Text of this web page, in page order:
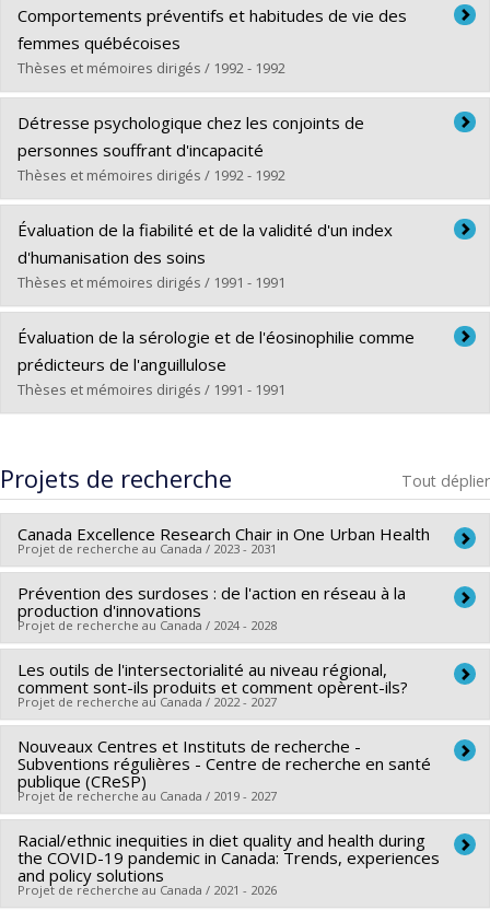
Diplômé(e) :Soude, Théodore Kossi
Cycle :Maîtrise
Diplôme obtenu :M. Sc.
Lien vers le document dans Papyrus
Comportements préventifs et habitudes de vie des
femmes québécoises
Thèses et mémoires dirigés / 1992 - 1992
Diplômé(e) :Goggin, Patricia
Cycle :Maîtrise
Diplôme obtenu :M. Sc.
Lien vers le document dans Papyrus
Détresse psychologique chez les conjoints de
personnes souffrant d'incapacité
Thèses et mémoires dirigés / 1992 - 1992
Diplômé(e) : Camirand, Jocelyne
Cycle :Maîtrise
Diplôme obtenu :M. Sc.
Lien vers le document dans Papyrus
Évaluation de la fiabilité et de la validité d'un index
d'humanisation des soins
Thèses et mémoires dirigés / 1991 - 1991
Diplômé(e) : Haddad, Slim
Cycle :Maîtrise
Diplôme obtenu :M. Sc.
Lien vers le document dans Papyrus
Évaluation de la sérologie et de l'éosinophilie comme
prédicteurs de l'anguillulose
Thèses et mémoires dirigés / 1991 - 1991
Cycle :
Maîtrise
Diplôme obtenu :M. Sc.
Lien vers le document dans Papyrus
Projets de recherche Tout déplier
Canada Excellence Research Chair in One Urban Health
Projet de recherche au Canada / 2023 - 2031
Chercheur principal : Evelyne de Leeuw
Co-chercheurs : Louise Potvin,Michèle Bouchard
Frohlich,Yan Kestens,Juan Torres,Sébastien Lord,Cécile
Aenishaenslin ,Evelyne Brie,Martin Trépanier
Sources de financement :SPIIE/Secrétariat des
programmes interorganismes à l’intention des
établissements
Programmes de subvention :PVXXXXXX-Chaire d'excellence
en recherche du Canada
Prévention des surdoses : de l'action en réseau à la
production d'innovations
Projet de recherche au Canada / 2024 - 2028
Chercheur principal : André-Anne Parent
Co-chercheurs : Louise Potvin,Angèle Bilodeau,Rodney
Knight,Stéphane Grenier,Sebastien Savard,Michel
Perreault,Maxime Blanchette ,Lara Maillet,Guillaume
Tremblay,Shelley-Rose Hyppolite
Sources de financement :
sciences humaines du Canada
Programmes de subvention :PVX99097-Subvention de
développement de partenariat
Les outils de l'intersectorialité au niveau régional,
comment sont-ils produits et comment opèrent-ils?
Projet de recherche au Canada / 2022 - 2027
Chercheur principal : Louise Potvin
Co-chercheurs : Angèle Bilodeau ,André-Anne Parent,
Bourque,Caroline Adam
Sources de financement :
CRSH/Conseil de recherches en
sciences humaines du Canada
Programmes de subvention :PVXXXXXX-Subvention Savoir
Nouveaux Centres et Instituts de recherche -
Subventions régulières - Centre de recherche en santé
publique (CReSP)
Projet de recherche au Canada / 2019 - 2027
Chercheur principal : Louise Potvin
Co-chercheurs : Alain Marchand,Hélène Carabin
Sources de financement :FRQS/Fonds de recherche du
Racial/ethnic inequities in diet quality and health during
the COVID-19 pandemic in Canada: Trends, experiences
and policy solutions
Projet de recherche au Canada / 2021 - 2026